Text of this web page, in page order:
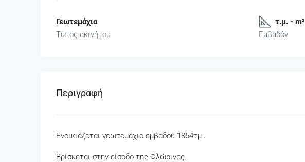
Γεωτεμάχια
Τύπος ακινήτου
τ.μ. - m²
Εμβαδόν
Περιγραφή
Ενοικιάζεται γεωτεμάχιο εμβαδού 1854τμ .
Βρίσκεται στην είσοδο της Φλώρινας.